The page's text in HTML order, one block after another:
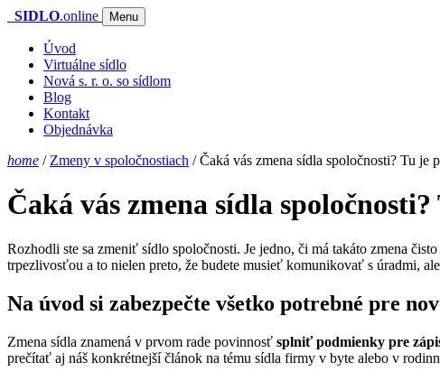
SIDLO.online Menu
Úvod
Virtuálne sídlo
Nová s. r. o. so sídlom
Blog
Kontakt
Objednávka
home / Zmeny v spoločnostiach /Čaká vás zmena sídla spoločnosti? Tu je
Čaká vás zmena sídla
Rozhodli ste sa zmeniť sídlo spoločnosti. Je jedno, či má takáto zmena
trpezlivosťou a to nielen preto, že budete musieť komunikovať s úradmi,
Na úvod si zabezpečte všetko potrebné pre
Zmena sídla znamená v prvom rade povinnosť splniť podmienky pre
prečítať aj náš konkrétnejší článok na tému sídla firmy v byte alebo v